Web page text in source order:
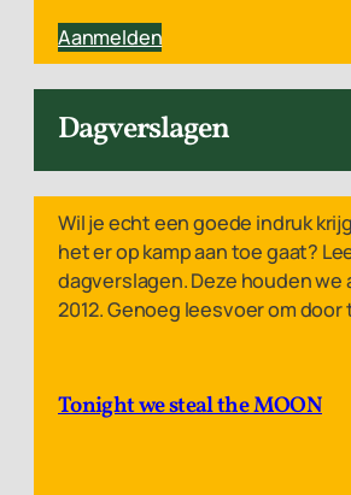
Aanmelden
Dagverslagen
Wil je echt een goede indruk
het er op kamp aan toe gaat?
dagverslagen. Deze houden we
2012. Genoeg leesvoer om door
Tonight we steal the MOON